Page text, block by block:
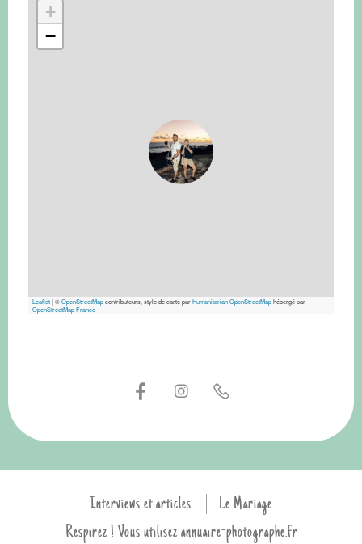
+
−
Leaflet|©OpenStreetMapcontributeurs, style de carte parHumanitarian OpenStreetMaphébergé par
OpenStreetMap France
Interviews et articles
Le Mariage
Respirez ! Vous utilisez annuaire-photographe.fr